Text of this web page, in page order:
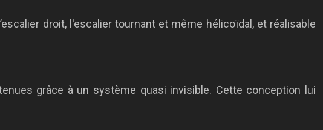
droit, l'escalier tournant et même hélicoïdal, et réalisable
grâce à un système quasi invisible. Cette conception lui